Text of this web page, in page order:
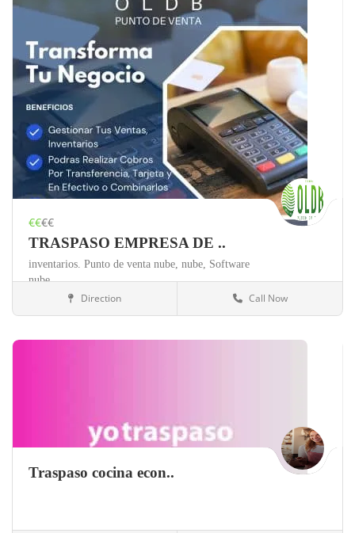
€€€€
TRASPASO EMPRESA DE ..
inventarios. Punto de venta nube, nube, Software
nube,
Otros negociosDirection Call Now
Traspaso cocina econ..